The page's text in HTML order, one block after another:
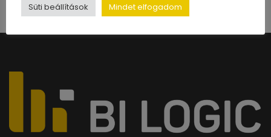
Megtekintés nagyobb méretben
Süti beállítások Mindet elfogadom